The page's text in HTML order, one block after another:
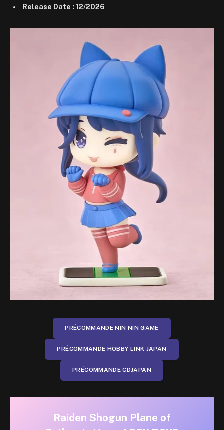
Release Date : 12/2026
PRÉCOMMANDE NIN NIN GAME
PRÉCOMMANDE HOBBY LINK JAPAN
PRÉCOMMANDE CDJAPAN
Raiden Shogun Plane of